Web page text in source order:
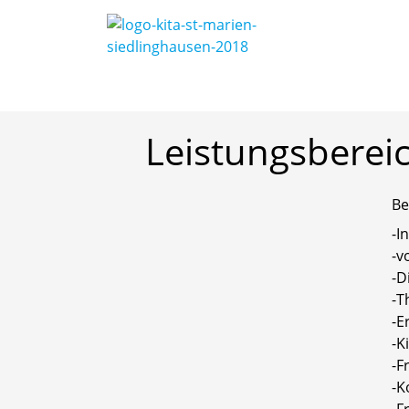
Startseite/Unsere Kita
-
-
-
-
-
-
-
-